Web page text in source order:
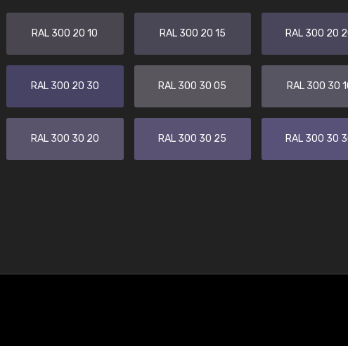
RAL 300 20 10 RAL 300 20 15 RAL 300 20
RAL 300 20 30 RAL 300 30 05 RAL 300 30
RAL 300 30 20 RAL 300 30 25 RAL 300 30